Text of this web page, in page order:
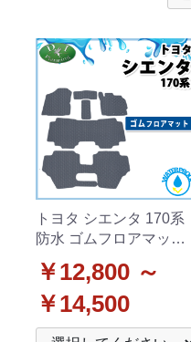
トヨタ シエンタ 170系
防水 ゴムフロアマット 7
ータイプ
￥12,800 ～
￥14,500